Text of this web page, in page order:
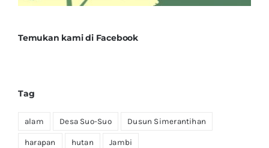
Temukan kami di Facebook
Tag
alam Desa Suo-Suo Dusun Simerantihan
harapan hutan Jambi